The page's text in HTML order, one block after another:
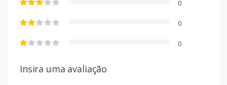
0
0
0
Insira uma avaliação